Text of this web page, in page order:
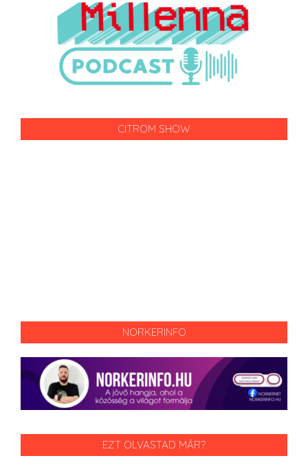
CITROM SHOW
NORKERINFO
EZT OLVASTAD MÁR?